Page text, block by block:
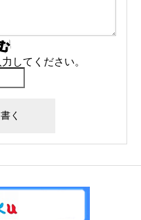
してください。